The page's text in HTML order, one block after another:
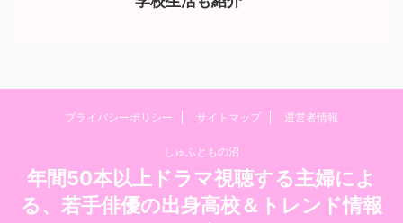
プライバシーポリシー サイトマップ 運営者情報
しゅふともの沼
年間50本以上ドラマ視聴する主婦によ
る、若手俳優の出身高校＆トレンド情報